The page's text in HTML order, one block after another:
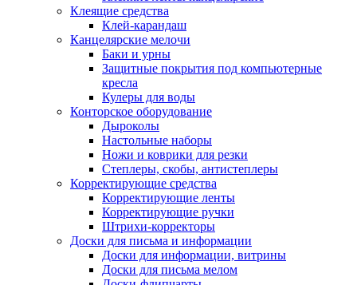
Клеящие средства
Клей-карандаш
Канцелярские мелочи
Баки и урны
Защитные покрытия под компьютерные
кресла
Кулеры для воды
Конторское оборудование
Дыроколы
Настольные наборы
Ножи и коврики для резки
Степлеры, скобы, антистеплеры
Корректирующие средства
Корректирующие ленты
Корректирующие ручки
Штрихи-корректоры
Доски для письма и информации
Доски для информации, витрины
Доски для письма мелом